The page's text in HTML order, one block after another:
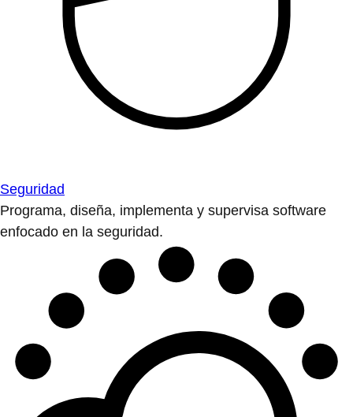
Seguridad
Programa, diseña, implementa y supervisa software
enfocado en la seguridad.